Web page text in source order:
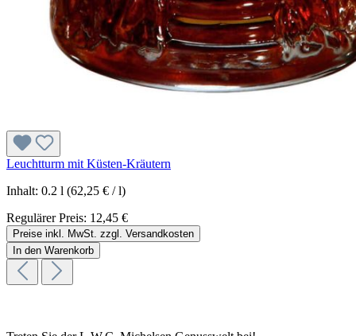
Leuchtturm mit Küsten-Kräutern
Inhalt: 0.2 l (62,25 € / l)
Regulärer Preis: 12,45 €
Preise inkl. MwSt. zzgl. Versandkosten
In den Warenkorb